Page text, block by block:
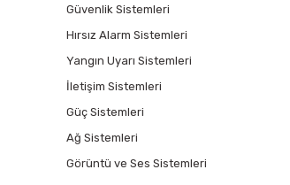
Güvenlik Sistemleri
Hırsız Alarm Sistemleri
Yangın Uyarı Sistemleri
İletişim Sistemleri
Güç Sistemleri
Ağ Sistemleri
Görüntü ve Ses Sistemleri